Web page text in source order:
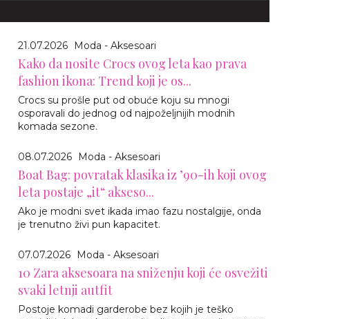
21.07.2026 Moda - Aksesoari
Kako da nosite Crocs ovog leta kao prava
fashion ikona: Trend koji je os...
Crocs su prošle put od obuće koju su mnogi
osporavali do jednog od najpoželjnijih modnih
komada sezone.
08.07.2026 Moda - Aksesoari
Boat Bag: povratak klasika iz ’90-ih koji ovog
leta postaje „it“ akseso...
Ako je modni svet ikada imao fazu nostalgije, onda
je trenutno živi pun kapacitet.
07.07.2026 Moda - Aksesoari
10 Zara aksesoara na sniženju koji će osvežiti
svaki letnji autfit
Postoje komadi garderobe bez kojih je teško